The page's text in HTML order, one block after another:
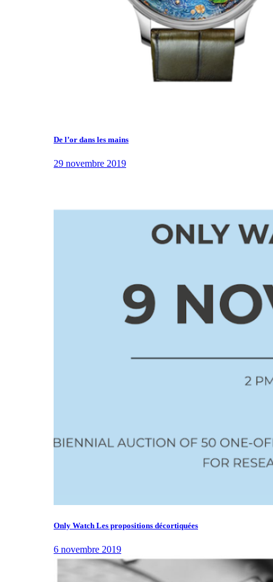
De l’or dans les mains
29 novembre 2019
Only Watch Les propositions décortiquées
6 novembre 2019